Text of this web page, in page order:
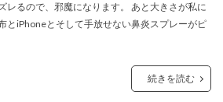
レるので、邪魔になります。 あと大きさが私に
とiPhoneとそして手放せない鼻炎スプレーがピ
続きを読む